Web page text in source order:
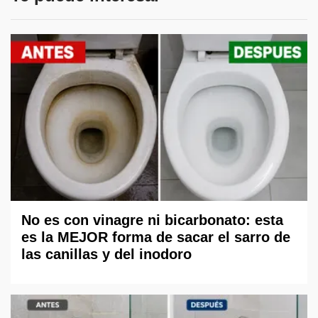
No es con vinagre ni bicarbonato: esta
es la MEJOR forma de sacar el sarro de
las canillas y del inodoro